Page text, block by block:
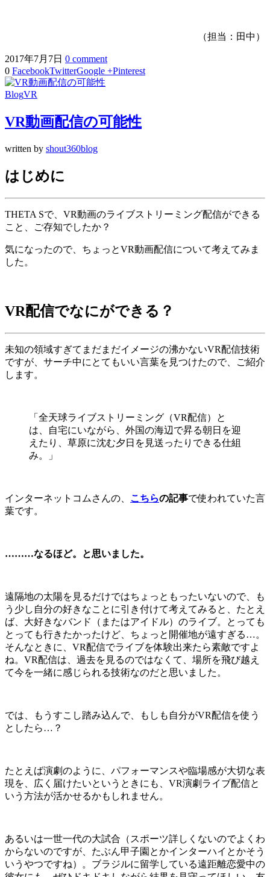
（担当：田中）
2017年7月7日 0 comment
0 FacebookTwitterGoogle +Pinterest
BlogVR
VR動画配信の可能性
written by shout360blog
はじめに
THETA Sで、VR動画のライブストリーミング配信ができる
こと、ご存知でしたか？
気になったので、ちょっとVR動画配信について考えてみま
した。
VR配信でなにができる？
未知の領域すぎてまだまだイメージの沸かないVR配信技術
ですが、サーチ中にとてもいい言葉を見つけたので、ご紹介
します。
「全天球ライブストリーミング（VR配信）と
は、自宅にいながら、外国の海辺で昇る朝日を迎
えたり、草原に沈む夕日を見送ったりできる仕組
み。」
インターネットコムさんの、 こちらの記事で使われていた言
葉です。
………なるほど。と思いました。
遠隔地の太陽を見るだけではちょっともったいないので、も
う少し自分の好きなことに引き付けて考えてみると、たとえ
ば、大好きなバンド（またはアイドル）のライブ。とっても
とっても行きたかったけど、ちょっと開催地が遠すぎる…。
そんなときに、VR配信でライブを体験出来たら素敵ですよ
ね。VR配信は、過去を見るのではなくて、場所を飛び越え
て今を一緒に感じられる技術なのだと思いました。
では、もうすこし踏み込んで、もしも自分がVR配信を使う
としたら…？
たとえば演劇のように、パフォーマンスや臨場感が大切な表
現を、広く届けたいというときにも、VR演劇ライブ配信と
いう方法が活かせるかもしれません。
あるいは一世一代の大試合（スポーツ詳しくないのでよくわ
からないのですが、たぶん甲子園とかインターハイとかそう
いうやつですね）。ブラジルに留学している遠距離恋愛中の